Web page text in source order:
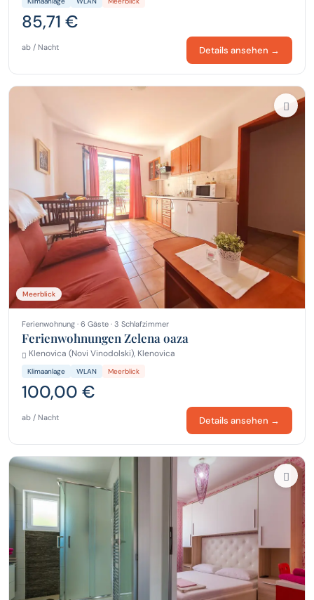
85,71 €
ab / Nacht Details ansehen →
Meerblick
Ferienwohnung · 6 Gäste · 3 Schlafzimmer
Ferienwohnungen Zelena oaza
Klenovica (Novi Vinodolski), Klenovica
Klimaanlage WLAN Meerblick
100,00 €
ab / Nacht Details ansehen →